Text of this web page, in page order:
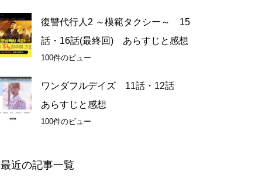
復讐代行人2 ～模範タクシー～ 15
話・16話(最終回) あらすじと感想
100件のビュー
ワンダフルデイズ 11話・12話
あらすじと感想
100件のビュー
最近の記事一覧